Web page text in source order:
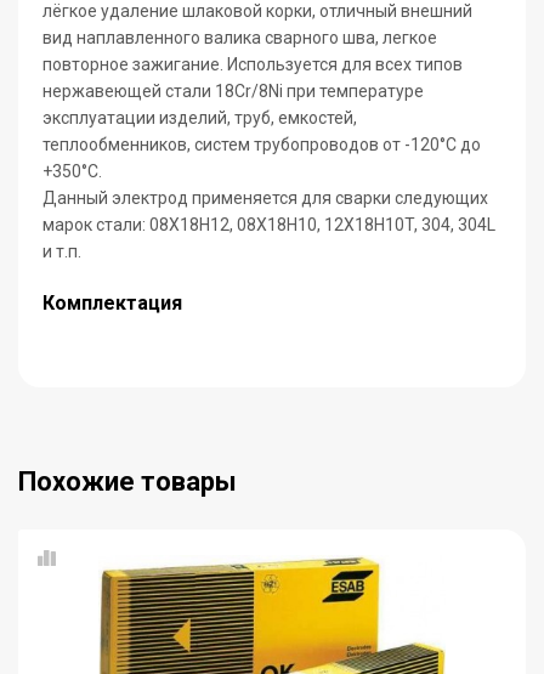
лёгкое удаление шлаковой корки, отличный внешний
вид наплавленного валика сварного шва, легкое
повторное зажигание. Используется для всех типов
нержавеющей стали 18Cr/8Ni при температуре
эксплуатации изделий, труб, емкостей,
теплообменников, систем трубопроводов от -120°С до
+350°С.
Данный электрод применяется для сварки следующих
марок стали: 08X18H12, 08X18H10, 12X18H10T, 304, 304L
и т.п.
Комплектация
Похожие товары